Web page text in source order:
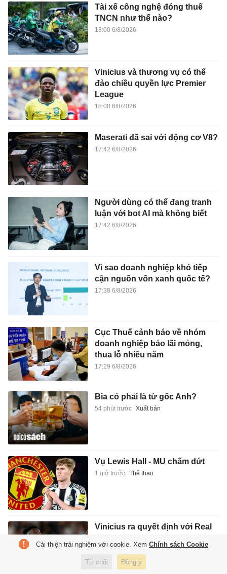
Tài xế công nghệ đóng thuế
TNCN như thế nào?
18:00 6/8/2026
Vinicius và thương vụ có thể
đảo chiều quyền lực Premier
League
18:00 6/8/2026
Maserati đã sai với động cơ V8?
17:42 6/8/2026
Người dùng có thể đang tranh
luận với bot AI mà không biết
17:42 6/8/2026
Vì sao doanh nghiệp khó tiếp
cận nguồn vốn xanh quốc tế?
17:38 6/8/2026
Cục Thuế cảnh báo về nhóm
doanh nghiệp báo lãi mỏng,
thua lỗ nhiều năm
17:29 6/8/2026
Bia có phải là từ gốc Anh?
54 phút trước Xuất bản
Vụ Lewis Hall - MU chấm dứt
1 giờ trước Thể thao
Vinicius ra quyết định với Real
Thể thao
Cải thiện trải nghiệm với cookie. Xem Chính sách Cookie
Từ chối Đồng ý